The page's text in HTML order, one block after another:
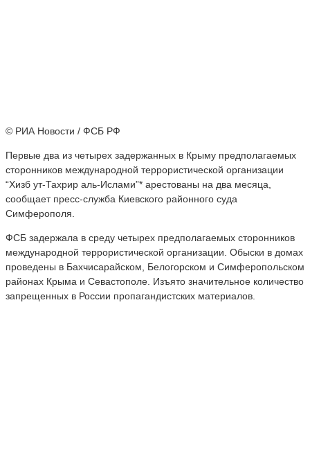
© РИА Новости / ФСБ РФ
Первые два из четырех задержанных в Крыму предполагаемых
сторонников международной террористической организации
“Хизб ут-Тахрир аль-Ислами”* арестованы на два месяца,
сообщает пресс-служба Киевского районного суда
Симферополя.
ФСБ задержала в среду четырех предполагаемых сторонников
международной террористической организации. Обыски в домах
проведены в Бахчисарайском, Белогорском и Симферопольском
районах Крыма и Севастополе. Изъято значительное количество
запрещенных в России пропагандистских материалов.